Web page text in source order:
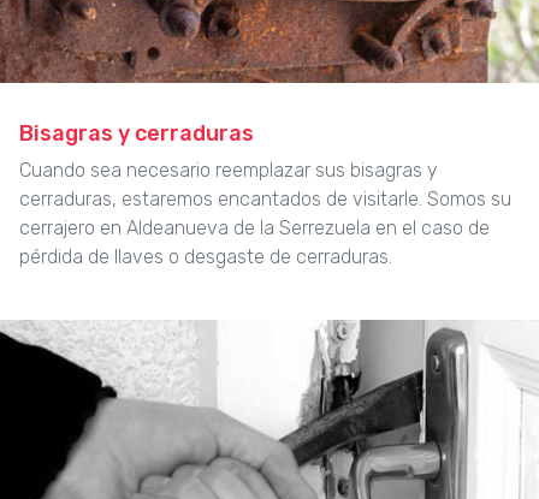
Bisagras y cerraduras
Cuando sea necesario reemplazar sus bisagras y
cerraduras, estaremos encantados de visitarle. Somos su
cerrajero en Aldeanueva de la Serrezuela en el caso de
pérdida de llaves o desgaste de cerraduras.